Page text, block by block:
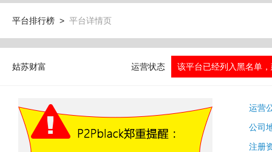
平台排行榜 > 平台详情页
姑苏财富 运营状态 该平台已经列入黑名单
运营
公司
注册